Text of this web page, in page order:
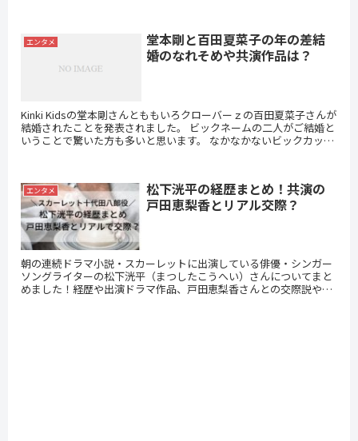
エンタメ
堂本剛と百田夏菜子の年の差結
婚のなれそめや共演作品は？
Kinki Kidsの堂本剛さんとももいろクローバーｚの百田夏菜子さんが
結婚されたことを発表されました。 ビックネームの二人がご結婚と
いうことで驚いた方も多いと思います。 なかなかないビックカップ
エンタメ
松下洸平の経歴まとめ！共演の
戸田恵梨香とリアル交際？
朝の連続ドラマ小説・スカーレットに出演している俳優・シンガー
ソングライターの松下洸平（まつしたこうへい）さんについてまと
めました！経歴や出演ドラマ作品、戸田恵梨香さんとの交際説や、